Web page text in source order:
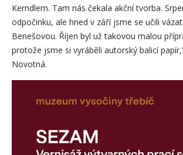
Kerndlem. Tam nás čekala akční tvorba.
odpočinku, ale hned v září jsme se učili
Benešovou. Říjen byl už takovou malou
protože jsme si vyráběli autorský balicí
Novotná.